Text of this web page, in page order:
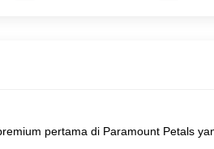
pertama di Paramount Petals